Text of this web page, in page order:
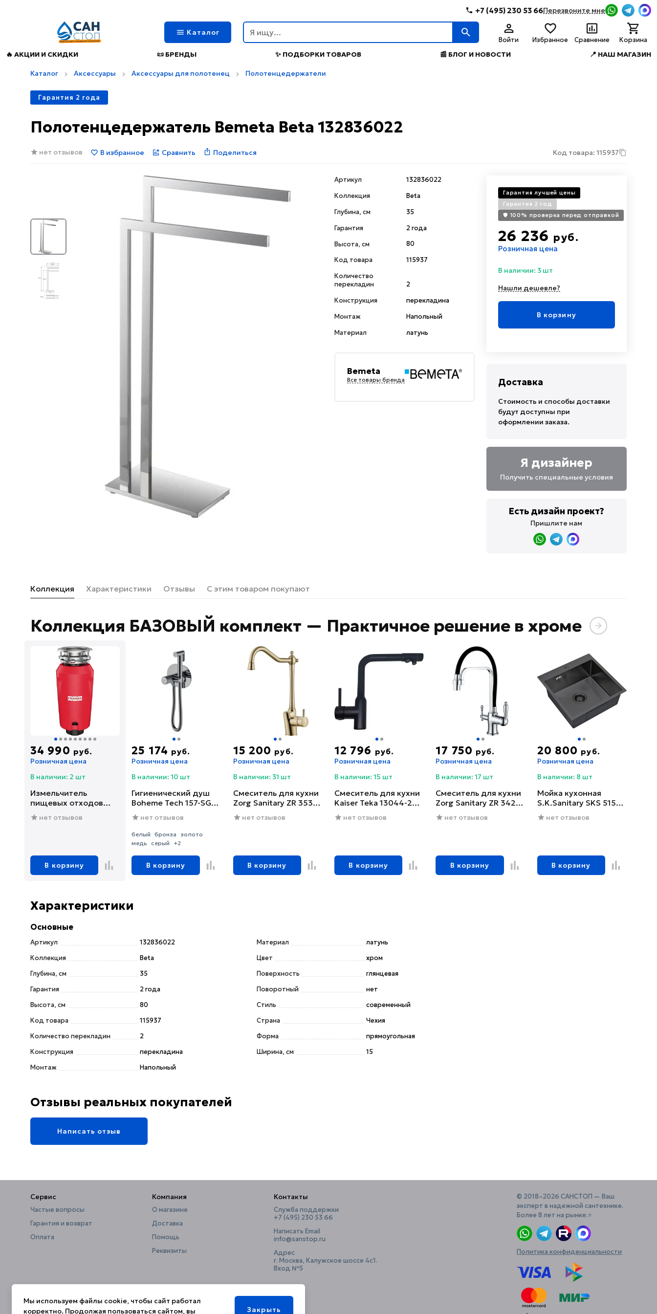
+7 (495) 230 53 66Перезвоните мне
Каталог
Войти Избранное Сравнение Корзина
🔥 АКЦИИ И СКИДКИ 📜 БРЕНДЫ ✨ ПОДБОРКИ ТОВАРОВ 📰 БЛОГ И НОВОСТИ 📍 НАШ МАГАЗИН
Каталог Аксессуары Аксессуары для полотенец Полотенцедержатели
Гарантия 2 года
Полотенцедержатель Bemeta Beta 132836022
нет отзывов В избранное Сравнить Поделиться Код товара: 115937
Артикул
132836022
Коллекция
Beta
Глубина, см
35
Гарантия
2 года
Высота, см
80
Код товара
115937
Количество
перекладин
2
Конструкция
перекладина
Монтаж
Напольный
Материал
латунь
Bemeta
Все товары бренда
Гарантия лучшей цены
Гарантия 2 год
🛡️ 100% проверка перед отправкой
26 236 руб.
Розничная цена
В наличии: 3 шт
Нашли дешевле?
В корзину
Доставка
Стоимость и способы доставки
будут доступны при
оформлении заказа.
Я дизайнер
Получить специальные условия
Есть дизайн проект?
Пришлите нам
Коллекция Характеристики Отзывы С этим товаром покупают
Коллекция БАЗОВЫЙ комплект — Практичное решение в хроме
34 990 руб.
Розничная цена
В наличии: 2 шт
Измельчитель
пищевых отходов
Franke SLIM 75
(134.0715.096)
нет отзывов
В корзину
25 174 руб.
Розничная цена
В наличии: 10 шт
Гигиенический душ
Boheme Tech 157-SGM
со смесителем, С
ВНУТРЕННЕЙ
ЧАСТЬЮ, shine gun
metal
нет отзывов
белый бронза
золото
медь
серый +2
В корзину
15 200 руб.
Розничная цена
В наличии: 31 шт
Смеситель для кухни
Zorg Sanitary ZR 353
YF-BRнет отзывов
В корзину
12 796 руб.
Розничная цена
В наличии: 15 шт
Смеситель для кухни
Kaiser Teka 13044-2
черный глянцевый
нет отзывов
В корзину
17 750 руб.
Розничная цена
В наличии: 17 шт
Смеситель для кухни
Zorg Sanitary ZR 342-6
YF нет отзывов
В корзину
20 800 руб.
Розничная цена
В наличии: 8 шт
Мойка кухонная
S.K.Sanitary SKS 5151
GRAFIT с сифоном
нет отзывов
В корзину
Характеристики
Основные
Артикул
132836022
Коллекция
Beta
Глубина, см
35
Гарантия
2 года
Высота, см
80
Код товара
115937
Количество перекладин
2
Конструкция
перекладина
Монтаж
Напольный
Материал
латунь
Цвет
хром
Поверхность
глянцевая
Поворотный
нет
Стиль
современный
Страна
Чехия
Форма
прямоугольная
Ширина, см
15
Отзывы реальных покупателей
Написать отзыв
Сервис
Частые вопросы
Гарантия и возврат
Оплата
Компания
О магазине
Доставка
Помощь
Реквизиты
Контакты
Служба поддержки
+7 (495) 230 53 66
Написать Email
info@sanstop.ru
Адрес
г. Москва, Калужское шоссе 4с1.
Вход №5
© 2018–2026 САНСТОП — Ваш
эксперт в надежной сантехнике.
Более 8 лет на рынке.⭐️
Политика конфиденциальности
Мы используем файлы cookie, чтобы сайт работал
корректно. Продолжая пользоваться сайтом, вы
Закрыть